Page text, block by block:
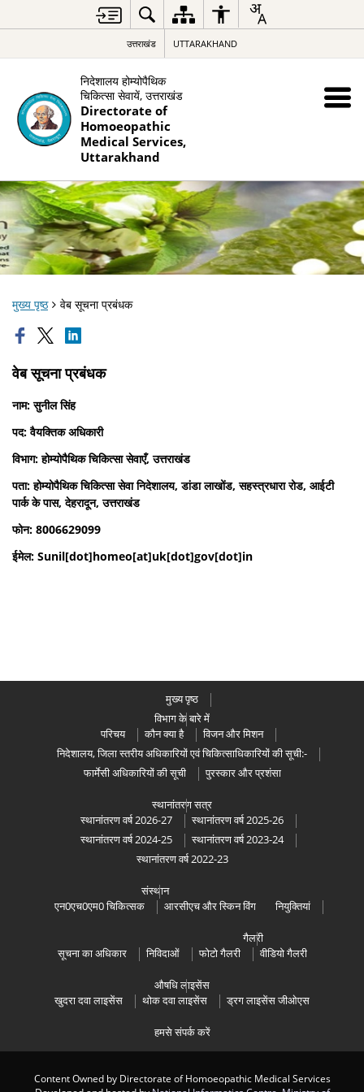
उत्तराखंड UTTARAKHAND
निदेशालय होम्योपैथिक
चिकित्सा सेवायें, उत्तराखंड
Directorate of
Homoeopathic
Medical Services,
Uttarakhand
मुख्य पृष्ठ वेब सूचना प्रबंधक
वेब सूचना प्रबंधक
नाम: सुनील सिंह
पद: वैयक्तिक अधिकारी
विभाग: होम्योपैथिक चिकित्सा सेवाएँ, उत्तराखंड
पता: होम्योपैथिक चिकित्सा सेवा निदेशालय, डांडा लाखोंड, सहस्त्रधारा रोड, आईटी
पार्क के पास, देहरादून, उत्तराखंड
फोन: 8006629099
ईमेल: Sunil[dot]homeo[at]uk[dot]gov[dot]in
मुख्य पृष्ठ
विभाग के बारे में
परिचय
कौन क्या है
विजन और मिशन
निदेशालय, जिला स्तरीय अधिकारियों एवं चिकित्साधिकारियों की सूची:-
फार्मेसी अधिकारियों की सूची
पुरस्कार और प्रशंसा
स्थानांतरण सत्र
स्थानांतरण वर्ष 2026-27
स्थानांतरण वर्ष 2025-26
स्थानांतरण वर्ष 2024-25
स्थानांतरण वर्ष 2023-24
स्थानांतरण वर्ष 2022-23
संस्थान
एन0एच0एम0 चिकित्सक
आरसीएच और स्किन विंग नियुक्तियां
सूचना का अधिकार निविदाओं
गैलरी
फोटो गैलरी
वीडियो गैलरी
औषधि लाइसेंस
खुदरा दवा लाइसेंस
थोक दवा लाइसेंस ड्रग लाइसेंस जीओएस
हमसे संपर्क करें
Content Owned by Directorate of Homoeopathic Medical Services